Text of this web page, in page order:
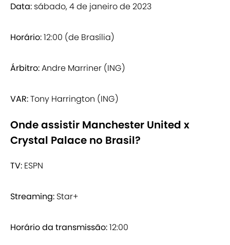
Data: sábado, 4 de janeiro de 2023
Horário:12:00 (de Brasília)
Árbitro:Andre Marriner (ING)
VAR:Tony Harrington (ING)
Onde assistir Manchester United x
Crystal Palace no Brasil?
TV: ESPN
Streaming: Star+
Horário da transmissão:12:00